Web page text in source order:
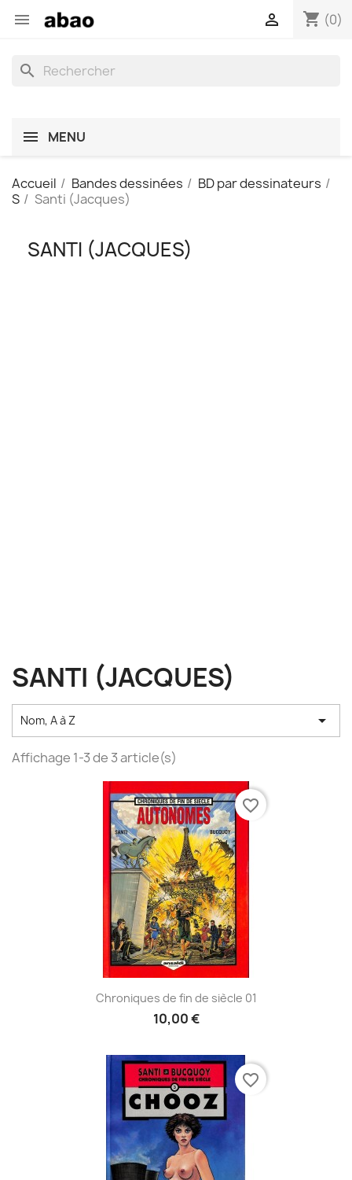
 shopping_cart (0)

search
MENU
Accueil Bandes dessinées
BD par dessinateurs
S
Santi (Jacques)
SANTI (JACQUES)
SANTI (JACQUES)
Nom, A à Z 
Affichage 1-3 de 3 article(s)
Chroniques de fin de siècle 01
10,00 €
favorite_border
favorite_border